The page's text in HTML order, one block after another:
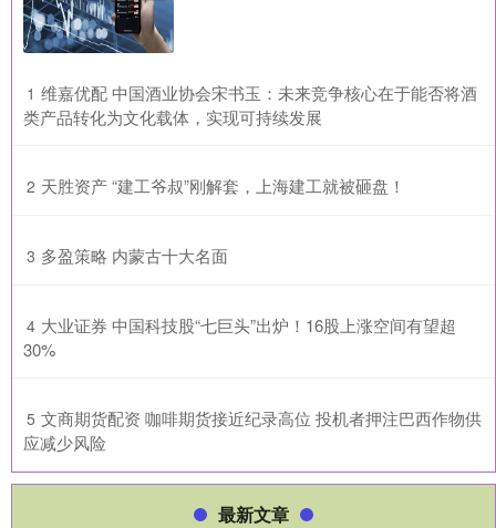
1 ​维嘉优配 中国酒业协会宋书玉：未来竞争核心在于能否将酒
类产品转化为文化载体，实现可持续发展
2 ​天胜资产 “建工爷叔”刚解套，上海建工就被砸盘！
3 ​多盈策略 内蒙古十大名面
4 ​大业证券 中国科技股“七巨头”出炉！16股上涨空间有望超
30%
5 ​文商期货配资 咖啡期货接近纪录高位 投机者押注巴西作物供
应减少风险
最新文章